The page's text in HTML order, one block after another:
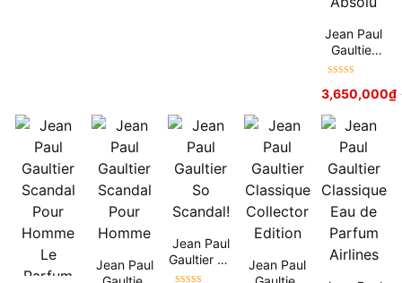
Jean Paul
Gaultier
Scandal
Femme
Absolu
hạng5sao
3,650,000₫
Jean Paul
Jean Paul
Gaultier So
Scandal!
Jean Paul